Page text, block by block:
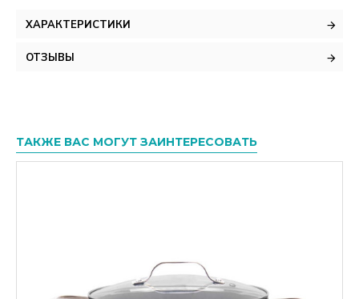
ХАРАКТЕРИСТИКИ
ОТЗЫВЫ
ТАКЖЕ ВАС МОГУТ ЗАИНТЕРЕСОВАТЬ